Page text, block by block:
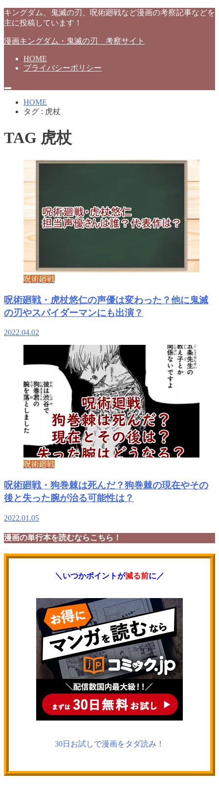
キングダム、鬼滅の刃、呪術廻戦など漫画の考察記事などを
主に投稿しています！
漫画キングダム・鬼滅の刃 考察サイト
HOME
プライバシーポリシー
HOME
タグ : 虎杖
TAG 虎杖
呪術廻戦
呪術廻戦・虎杖悠仁の声優は変わった？他に鬼滅
の刃やスパイダーマンにも出演？
2022.04.02
呪術廻戦
呪術廻戦・狗巻棘は死んだ？狗巻棘の現在やその
後と失った腕が治る可能性は？
2022.01.05
漫画の単行本を読むならこちら！
＼いつかポイントが減る前に／
30日お試しで漫画をタダ読み！